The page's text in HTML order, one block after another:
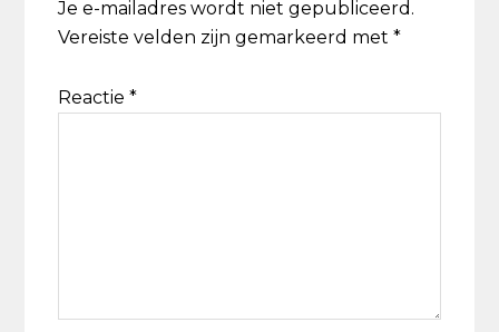
Je e-mailadres wordt niet gepubliceerd.
Vereiste velden zijn gemarkeerd met*
Reactie*